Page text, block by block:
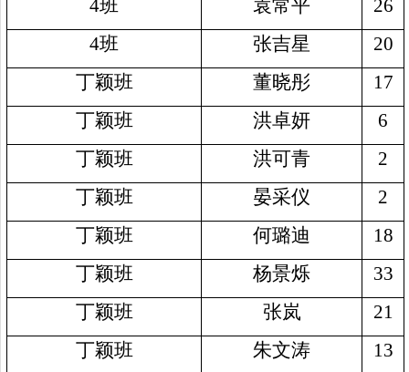
4班 袁常平
26
4班 张吉星
20
丁颖班
董晓彤
17
丁颖班
洪卓妍
6
丁颖班
洪可青
2
丁颖班
晏采仪
2
丁颖班
何璐迪
18
丁颖班
杨景烁
33
丁颖班
张岚
21
丁颖班
朱文涛 13